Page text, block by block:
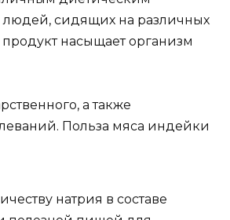
людей, сидящих на различных
насыщает организм
а также
Польза мяса индейки
натрия в составе